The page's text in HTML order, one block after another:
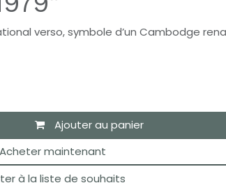
verso, symbole d’un Cambodge
Ajouter au panier
Acheter maintenant
à la liste de souhaits